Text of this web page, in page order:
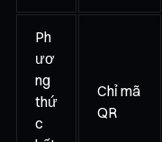
Ph
ươ
ng
thứ
c
Chỉ mã
QR